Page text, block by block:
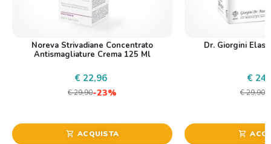
Noreva Strivadiane Concentrato
Antismagliature Crema 125 Ml
€ 22,96
€ 29,90-23%
shopping_cart ACQUISTA
Dr. Giorgini
€
€ 29,90
shopping_cart